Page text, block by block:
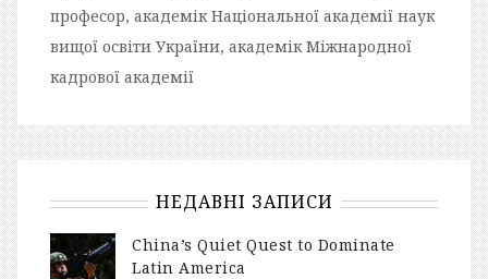
професор, академік Національної академії наук
вищої освіти України, академік Міжнародної
кадрової академії
НЕДАВНІ ЗАПИСИ
China’s Quiet Quest to Dominate
Latin America